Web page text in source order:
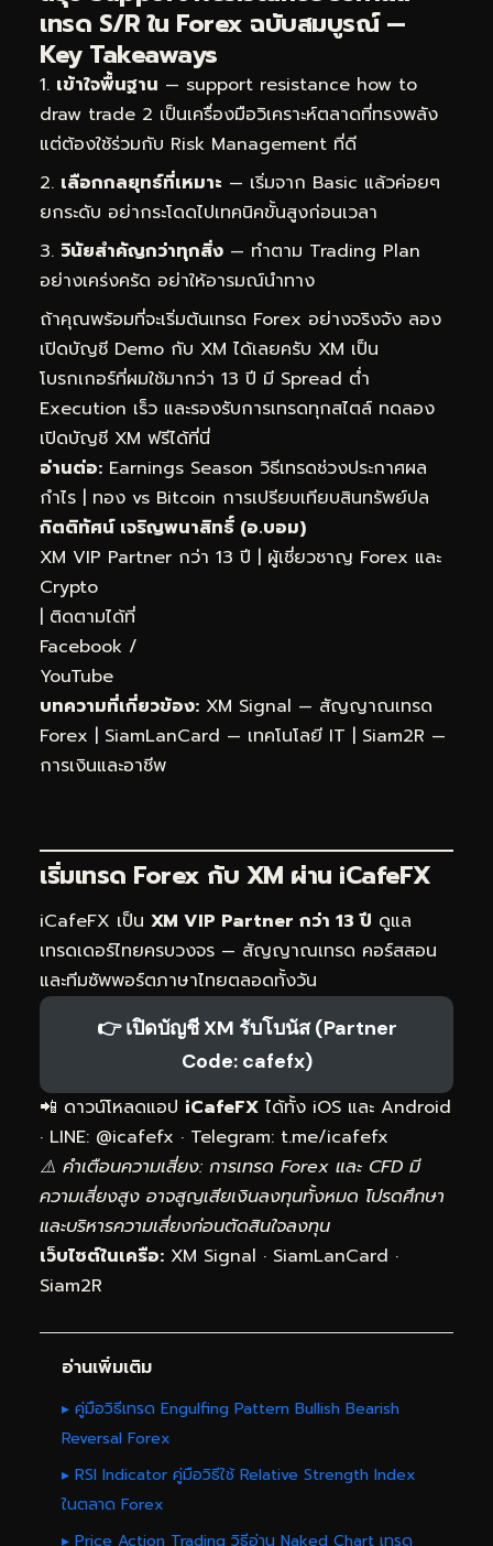
เทรด S/R ใน Forex ฉบับสมบูรณ์ —
Key Takeaways
เข้าใจพื้นฐาน — support resistance how to
draw trade 2 เป็นเครื่องมือวิเคราะห์ตลาดที่ทรงพลัง
แต่ต้องใช้ร่วมกับ Risk Management ที่ดี
เลือกกลยุทธ์ที่เหมาะ — เริ่มจาก Basic แล้วค่อยๆ
ยกระดับ อย่ากระโดดไปเทคนิคขั้นสูงก่อนเวลา
วินัยสำคัญกว่าทุกสิ่ง — ทำตาม Trading Plan
อย่างเคร่งครัด อย่าให้อารมณ์นำทาง
ถ้าคุณพร้อมที่จะเริ่มต้นเทรด Forex อย่างจริงจัง ลอง
เปิดบัญชี Demo กับ XM ได้เลยครับ XM เป็น
โบรกเกอร์ที่ผมใช้มากว่า 13 ปี มี Spread ต่ำ
Execution เร็ว และรองรับการเทรดทุกสไตล์ ทดลอง
เปิดบัญชี XM ฟรีได้ที่นี่
อ่านต่อ: Earnings Season วิธีเทรดช่วงประกาศผล
กำไร | ทอง vs Bitcoin การเปรียบเทียบสินทรัพย์ปล
กิตติทัศน์ เจริญพนาสิทธิ์ (อ.บอม)
XM VIP Partner กว่า 13 ปี | ผู้เชี่ยวชาญ Forex และ
Crypto
| ติดตามได้ที่
Facebook /
YouTube
บทความที่เกี่ยวข้อง: XM Signal — สัญญาณเทรด
Forex | SiamLanCard — เทคโนโลยี IT | Siam2R —
การเงินและอาชีพ
เริ่มเทรด Forex กับ XM ผ่าน iCafeFX
iCafeFX เป็น XM VIP Partner กว่า 13 ปี ดูแล
เทรดเดอร์ไทยครบวงจร — สัญญาณเทรด คอร์สสอน
และทีมซัพพอร์ตภาษาไทยตลอดทั้งวัน
👉 เปิดบัญชี XM รับโบนัส (Partner
Code: cafefx)
📲 ดาวน์โหลดแอป iCafeFX ได้ทั้ง iOS และ Android
· LINE: @icafefx · Telegram: t.me/icafefx
⚠️ คำเตือนความเสี่ยง: การเทรด Forex และ CFD มี
ความเสี่ยงสูง อาจสูญเสียเงินลงทุนทั้งหมด โปรดศึกษา
และบริหารความเสี่ยงก่อนตัดสินใจลงทุน
เว็บไซต์ในเครือ: XM Signal · SiamLanCard ·
Siam2R
อ่านเพิ่มเติม
▸ คู่มือวิธีเทรด Engulfing Pattern Bullish Bearish
Reversal Forex
▸ RSI Indicator คู่มือวิธีใช้ Relative Strength Index
ในตลาด Forex
▸ Price Action Trading วิธีอ่าน Naked Chart เทรด